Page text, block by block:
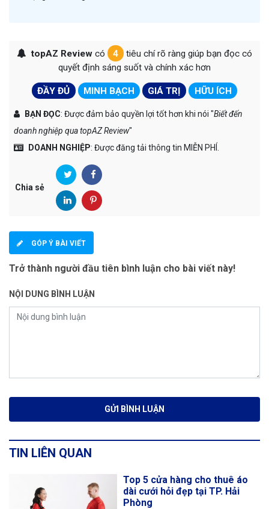
topAZ Reviewcó 4
tiêu chí rõ ràng giúp bạn đọc có
quyết định sáng suốt và chính xác hơn
ĐẦY ĐỦ MINH BẠCH GIÁ TRỊ HỮU ÍCH
BẠN ĐỌC: Được đảm bảo quyền lợi tốt hơn khi nói "Biết đến
doanh nghiệp qua topAZ Review"
DOANH NGHIỆP: Được đăng tải thông tin MIỄN PHÍ.
Chia sẻ
GÓP Ý BÀI VIẾT
Trở thành người đầu tiên bình luận cho bài viết này!
NỘI DUNG BÌNH LUẬN
TIN LIÊN QUAN
Top 5 cửa hàng cho thuê áo
dài cưới hỏi đẹp tại TP. Hải
Phòng